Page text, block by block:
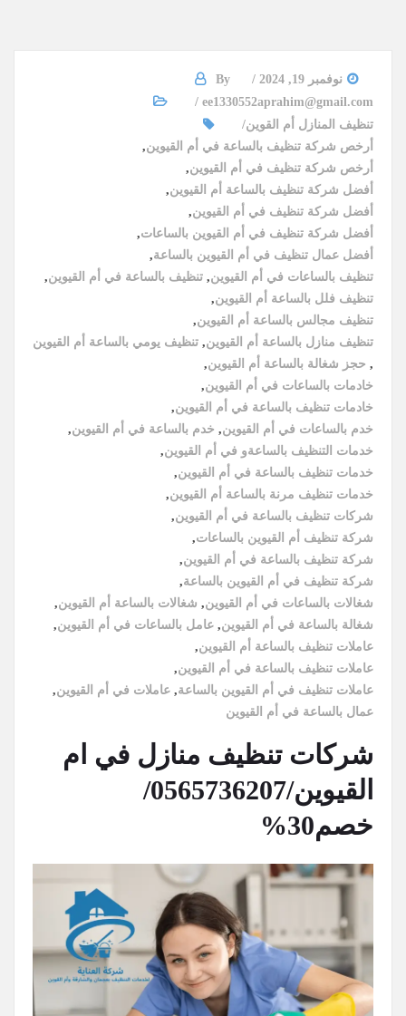
نوفمبر 19, 2024
By
ee1330552aprahim@gmail.com
تنظيف المنازل أم القوين
أرخص شركة تنظيف بالساعة في أم القيوين,
أرخص شركة تنظيف في أم القيوين,
أفضل شركة تنظيف بالساعة أم القيوين,
أفضل شركة تنظيف في أم القيوين,
أفضل شركة تنظيف في أم القيوين بالساعات,
أفضل عمال تنظيف في أم القيوين بالساعة,
تنظيف بالساعات في أم القيوين, تنظيف بالساعة في أم القيوين,
تنظيف فلل بالساعة أم القيوين,
تنظيف مجالس بالساعة أم القيوين,
تنظيف منازل بالساعة أم القيوين, تنظيف يومي بالساعة أم القيوين
, حجز شغالة بالساعة أم القيوين,
خادمات بالساعات في أم القيوين,
خادمات تنظيف بالساعة في أم القيوين,
خدم بالساعات في أم القيوين, خدم بالساعة في أم القيوين,
خدمات التنظيف بالساعةو في أم القيوين,
خدمات تنظيف بالساعة في أم القيوين,
خدمات تنظيف مرنة بالساعة أم القيوين,
شركات تنظيف بالساعة في أم القيوين,
شركة تنظيف أم القيوين بالساعات,
شركة تنظيف بالساعة في أم القيوين,
شركة تنظيف في أم القيوين بالساعة,
شغالات بالساعات في أم القيوين, شغالات بالساعة أم القيوين,
شغالة بالساعة في أم القيوين, عامل بالساعات في أم القيوين,
عاملات تنظيف بالساعة أم القيوين,
عاملات تنظيف بالساعة في أم القيوين,
عاملات تنظيف في أم القيوين بالساعة, عاملات في أم القيوين,
عمال بالساعة في أم القيوين
شركات تنظيف منازل في ام
القيوين/0565736207/
خصم30%